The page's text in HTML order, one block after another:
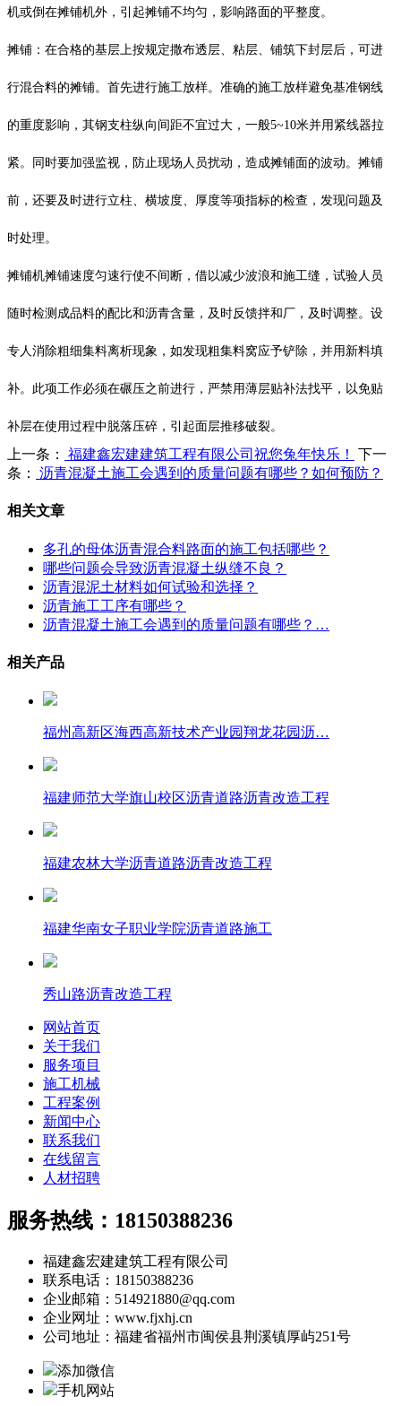
机或倒在摊铺机外，引起摊铺不均匀，影响路面的平整度。
摊铺：在合格的基层上按规定撒布透层、粘层、铺筑下封层后，可进
行混合料的摊铺。首先进行施工放样。准确的施工放样避免基准钢线
的重度影响，其钢支柱纵向间距不宜过大，一般5~10米并用紧线器拉
紧。同时要加强监视，防止现场人员扰动，造成摊铺面的波动。摊铺
前，还要及时进行立柱、横坡度、厚度等项指标的检查，发现问题及
时处理。
摊铺机摊铺速度匀速行使不间断，借以减少波浪和施工缝，试验人员
随时检测成品料的配比和沥青含量，及时反馈拌和厂，及时调整。设
专人消除粗细集料离析现象，如发现粗集料窝应予铲除，并用新料填
补。此项工作必须在碾压之前进行，严禁用薄层贴补法找平，以免贴
补层在使用过程中脱落压碎，引起面层推移破裂。
上一条： 福建鑫宏建建筑工程有限公司祝您兔年快乐！
下一
条：
沥青混凝土施工会遇到的质量问题有哪些？如何预防？
相关文章
多孔的母体沥青混合料路面的施工包括哪些？
哪些问题会导致沥青混凝土纵缝不良？
沥青混泥土材料如何试验和选择？
沥青施工工序有哪些？
沥青混凝土施工会遇到的质量问题有哪些？…
相关产品
福州高新区海西高新技术产业园翔龙花园沥…
福建师范大学旗山校区沥青道路沥青改造工程
福建农林大学沥青道路沥青改造工程
福建华南女子职业学院沥青道路施工
秀山路沥青改造工程
网站首页
关于我们
服务项目
施工机械
工程案例
新闻中心
联系我们
在线留言
人材招聘
服务热线：18150388236
福建鑫宏建建筑工程有限公司
联系电话：18150388236
企业邮箱：514921880@qq.com
企业网址：www.fjxhj.cn
公司地址：福建省福州市闽侯县荆溪镇厚屿251号
添加微信
手机网站